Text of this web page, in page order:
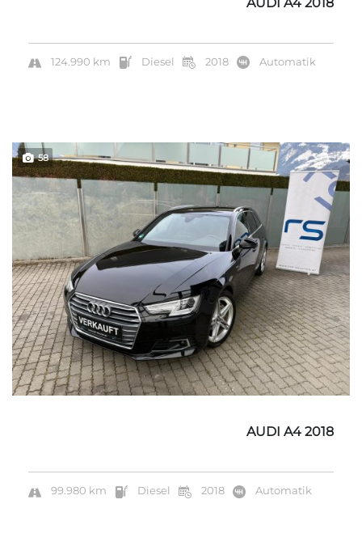
124.990 km Diesel 2018 Automatik
58
AUDI A4 2018
99.980 km Diesel 2018 Automatik